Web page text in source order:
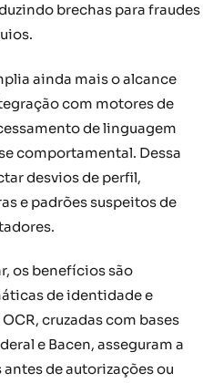
brechas para fraudes
ainda mais o alcance
com motores de
de linguagem
comportamental. Dessa
desvios de perfil,
e padrões suspeitos de
os benefícios são
de identidade e
cruzadas com bases
e Bacen, asseguram a
de autorizações ou